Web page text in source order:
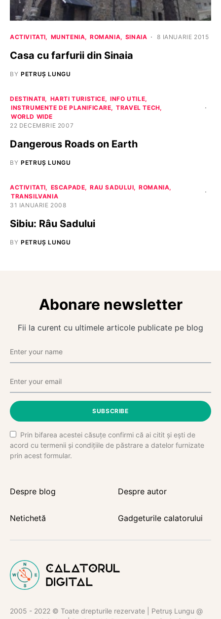
ACTIVITATI MUNTENIA ROMANIA SINAIA 8 IANUARIE 2015
Casa cu farfurii din Sinaia
BY PETRUȘ LUNGU
DESTINATII HARTI TURISTICE
INFO UTILE
INSTRUMENTE DE PLANIFICARE
TRAVEL TECH
WORLD WIDE
22 DECEMBRIE 2007
Dangerous Roads on Earth
BY PETRUȘ LUNGU
ACTIVITATI ESCAPADE RAU SADULUI
ROMANIA
TRANSILVANIA
31 IANUARIE 2008
Sibiu: Râu Sadului
BY PETRUȘ LUNGU
Abonare newsletter
Fii la curent cu ultimele articole publicate pe blog
SUBSCRIBE
Prin bifarea acestei căsuțe confirmi că ai citit și ești de
acord cu termenii și condițiile de păstrare a datelor furnizate
prin acest formular.
Despre blog Despre autor
Netichetă Gadgeturile calatorului
2005 - 2022 © Toate drepturile rezervate | Petruș Lungu @